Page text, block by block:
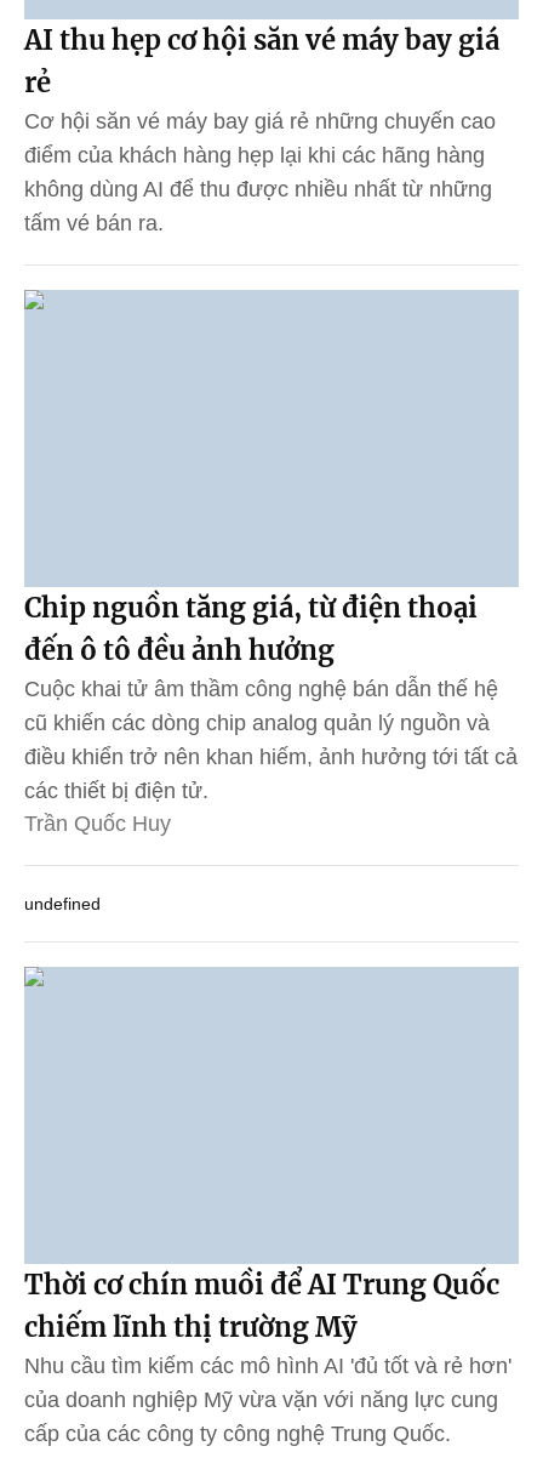
AI thu hẹp cơ hội săn vé máy bay giá
rẻ
Cơ hội săn vé máy bay giá rẻ những chuyến cao
điểm của khách hàng hẹp lại khi các hãng hàng
không dùng AI để thu được nhiều nhất từ những
tấm vé bán ra.
Chip nguồn tăng giá, từ điện thoại
đến ô tô đều ảnh hưởng
Cuộc khai tử âm thầm công nghệ bán dẫn thế hệ
cũ khiến các dòng chip analog quản lý nguồn và
điều khiển trở nên khan hiếm, ảnh hưởng tới tất cả
các thiết bị điện tử.
Trần Quốc Huy
undefined
Thời cơ chín muồi để AI Trung Quốc
chiếm lĩnh thị trường Mỹ
Nhu cầu tìm kiếm các mô hình AI 'đủ tốt và rẻ hơn'
của doanh nghiệp Mỹ vừa vặn với năng lực cung
cấp của các công ty công nghệ Trung Quốc.